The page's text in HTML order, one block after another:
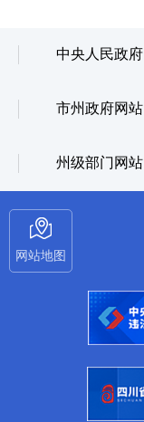
中央人民政府
市州政府网站
州级部门网站
网站地图